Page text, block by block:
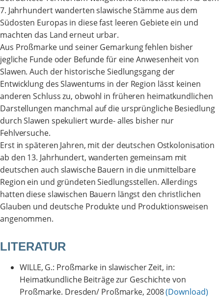
7. Jahrhundert wanderten slawische Stämme aus dem
Südosten Europas in diese fast leeren Gebiete ein und
machten das Land erneut urbar.
Aus Proßmarke und seiner Gemarkung fehlen bisher
jegliche Funde oder Befunde für eine Anwesenheit von
Slawen. Auch der historische Siedlungsgang der
Entwicklung des Slawentums in der Region lässt keinen
anderen Schluss zu, obwohl in früheren heimatkundlichen
Darstellungen manchmal auf die ursprüngliche Besiedlung
durch Slawen spekuliert wurde- alles bisher nur
Fehlversuche.
Erst in späteren Jahren, mit der deutschen Ostkolonisation
ab den 13. Jahrhundert, wanderten gemeinsam mit
deutschen auch slawische Bauern in die unmittelbare
Region ein und gründeten Siedlungsstellen. Allerdings
hatten diese slawischen Bauern längst den christlichen
Glauben und deutsche Produkte und Produktionsweisen
angenommen.
LITERATUR
WILLE, G.: Proßmarke in slawischer Zeit, in:
Heimatkundliche Beiträge zur Geschichte von
Proßmarke. Dresden/ Proßmarke, 2008(Download)